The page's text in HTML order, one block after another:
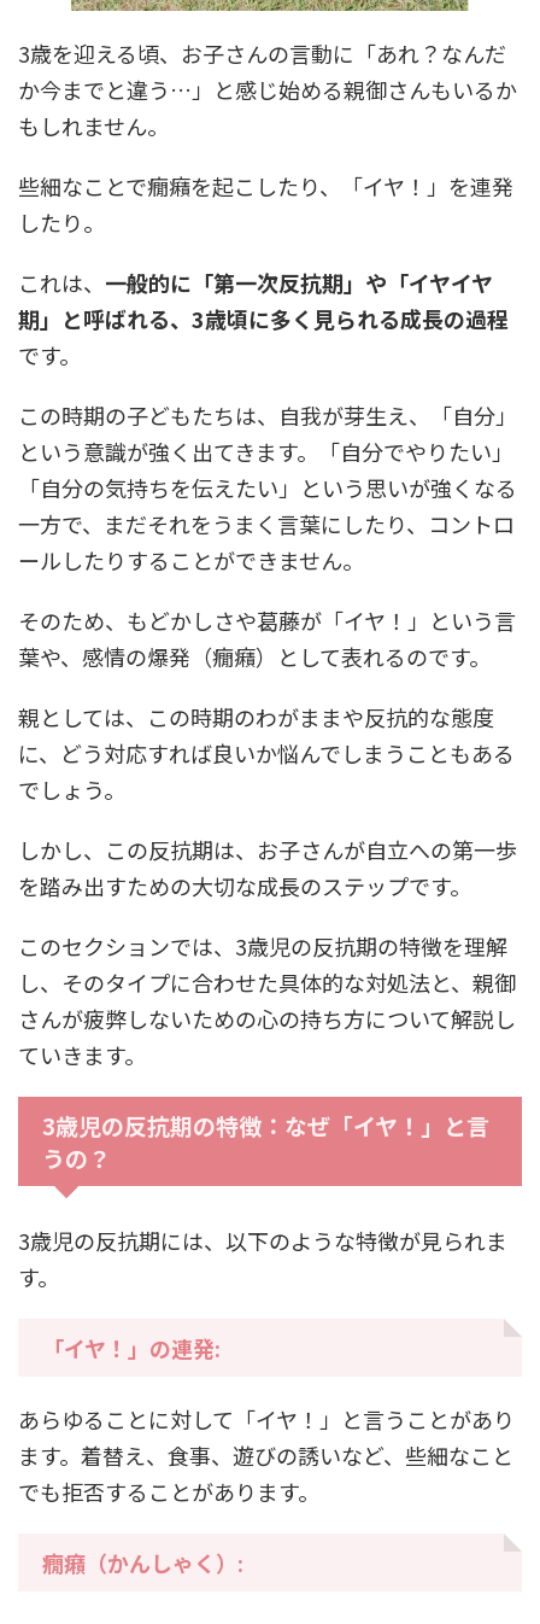
3歳を迎える頃、お子さんの言動に「あれ？なんだ
か今までと違う…」と感じ始める親御さんもいるか
もしれません。
些細なことで癇癪を起こしたり、「イヤ！」を連発
したり。
これは、 一般的に「第一次反抗期」や「イヤイヤ
期」と呼ばれる、3歳頃に多く見られる成長の過程
です。
この時期の子どもたちは、自我が芽生え、「自分」
という意識が強く出てきます。「自分でやりたい」
「自分の気持ちを伝えたい」という思いが強くなる
一方で、まだそれをうまく言葉にしたり、コントロ
ールしたりすることができません。
そのため、もどかしさや葛藤が「イヤ！」という言
葉や、感情の爆発（癇癪）として表れるのです。
親としては、この時期のわがままや反抗的な態度
に、どう対応すれば良いか悩んでしまうこともある
でしょう。
しかし、この反抗期は、お子さんが自立への第一歩
を踏み出すための大切な成長のステップです。
このセクションでは、3歳児の反抗期の特徴を理解
し、そのタイプに合わせた具体的な対処法と、親御
さんが疲弊しないための心の持ち方について解説し
ていきます。
3歳児の反抗期の特徴：なぜ「イヤ！」と言
うの？
3歳児の反抗期には、以下のような特徴が見られま
す。
「イヤ！」の連発:
あらゆることに対して「イヤ！」と言うことがあり
ます。着替え、食事、遊びの誘いなど、些細なこと
でも拒否することがあります。
癇癪（かんしゃく）: